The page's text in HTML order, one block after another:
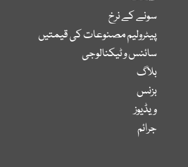
سونے کے نرخ
پیٹرولیم مصنوعات کی قیمتیں
سائنس و ٹیکنالوجی
بلاگ
بزنس
ویڈیوز
جرائم